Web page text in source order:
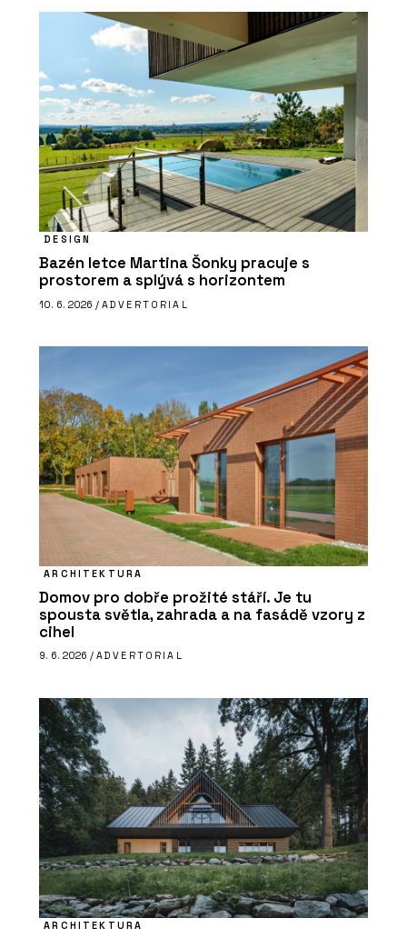
DESIGN
Bazén letce Martina Šonky pracuje s
prostorem a splývá s horizontem
10. 6. 2026 / ADVERTORIAL
ARCHITEKTURA
Domov pro dobře prožité stáří. Je tu
spousta světla, zahrada a na fasádě vzory z
cihel
9. 6. 2026 / ADVERTORIAL
ARCHITEKTURA